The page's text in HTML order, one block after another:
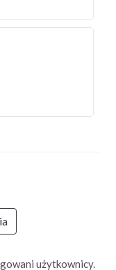
użytkownicy.